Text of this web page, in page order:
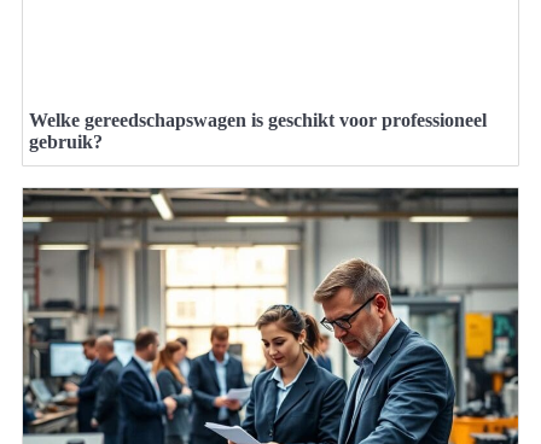
Welke gereedschapswagen is geschikt voor professioneel
gebruik?